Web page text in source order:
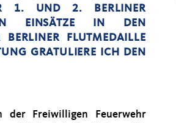
1. UND 2. BERLINER
EINSÄTZE IN DEN
FLUTMEDAILLE
GRATULIERE ICH DEN
der Freiwilligen Feuerwehr